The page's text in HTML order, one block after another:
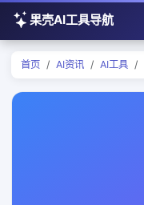
果壳AI工具导航
首页 AI资讯 AI工具